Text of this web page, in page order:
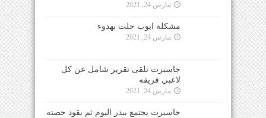
مارس 24, 2021
مشكلة ايوب حلت بهدوء
مارس 24, 2021
جاسبرت تلقى تقرير شامل عن كل
لاعبي فريقه
مارس 24, 2021
جاسبرت يجتمع ببدر اليوم ثم يقود حصته